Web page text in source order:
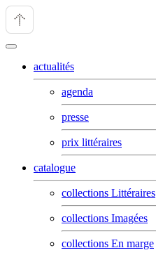
actualités
agenda
presse
prix littéraires
catalogue
collections Littéraires
collections Imagées
collections En marge